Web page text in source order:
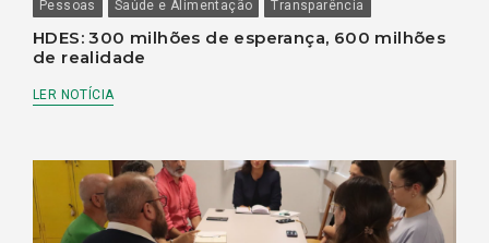
Pessoas Saúde e Alimentação Transparência
HDES: 300 milhões de esperança, 600 milhões
de realidade
LER NOTÍCIA